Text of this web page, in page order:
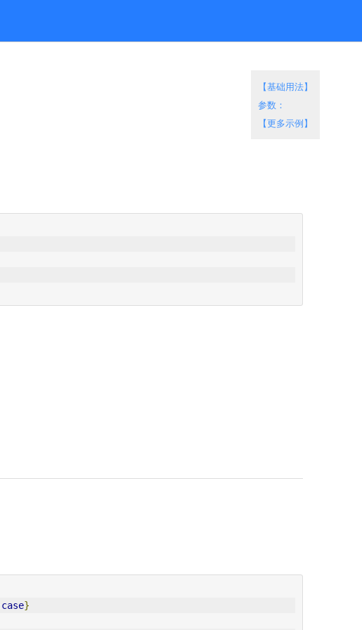
case}
【基础用法】
参数：
【更多示例】